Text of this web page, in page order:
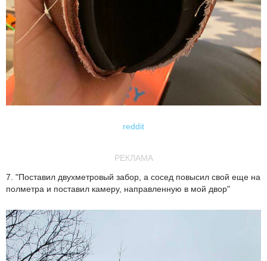
reddit
РЕКЛАМА
7. "Поставил двухметровый забор, а сосед повысил свой еще на
полметра и поставил камеру, направленную в мой двор"